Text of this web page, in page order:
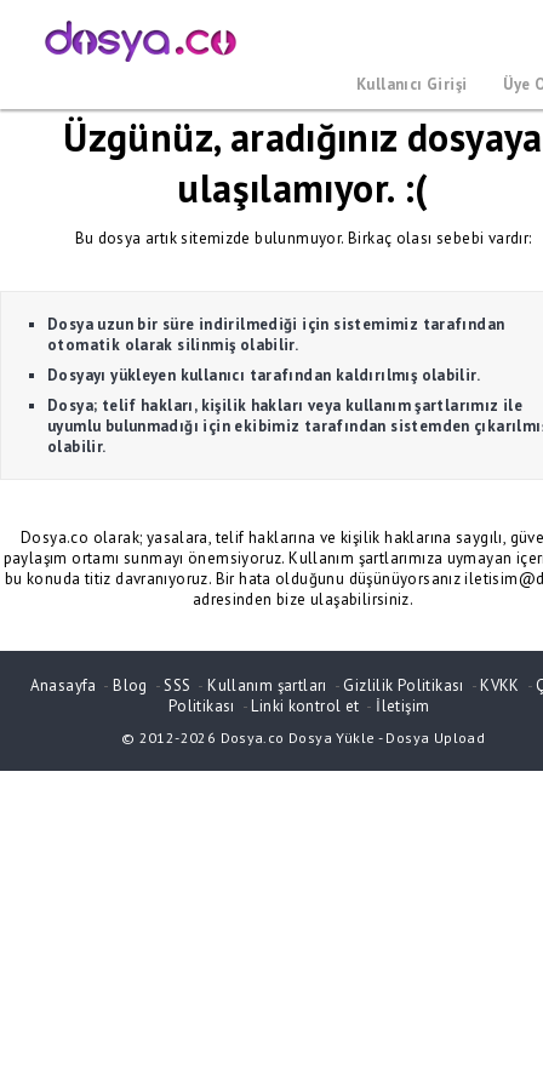
Kullanıcı Girişi Üye
Üzgünüz, aradığınız dosyaya
ulaşılamıyor. :(
Bu dosya artık sitemizde bulunmuyor. Birkaç olası sebebi vardır:
Dosya uzun bir süre indirilmediği için sistemimiz tarafından
otomatik olarak silinmiş olabilir.
Dosyayı yükleyen kullanıcı tarafından kaldırılmış olabilir.
Dosya; telif hakları, kişilik hakları veya kullanım şartlarımız ile
uyumlu bulunmadığı için ekibimiz tarafından sistemden
olabilir.
Dosya.co olarak; yasalara, telif haklarına ve kişilik haklarına saygılı,
paylaşım ortamı sunmayı önemsiyoruz. Kullanım şartlarımıza uymayan
bu konuda titiz davranıyoruz. Bir hata olduğunu düşünüyorsanız
adresinden bize ulaşabilirsiniz.
Anasayfa -Blog -SSS -Kullanım şartları - Gizlilik Politikası -KVKK -
Politikası -Linki kontrol et - İletişim
© 2012-2026 Dosya.co Dosya Yükle - Dosya Upload